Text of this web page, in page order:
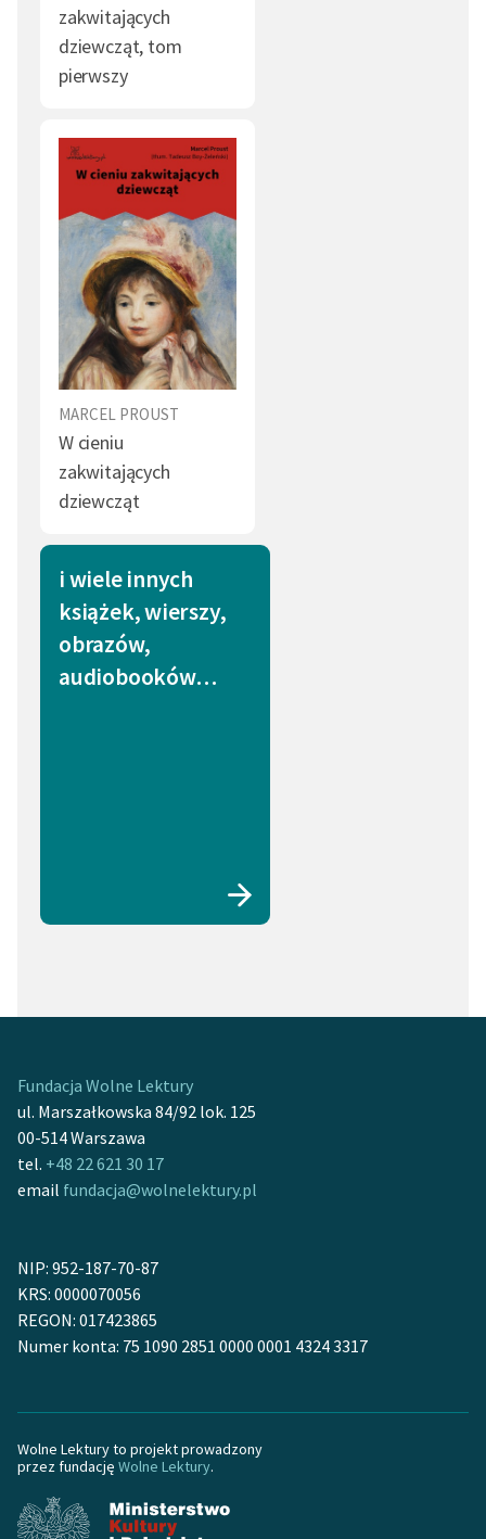
Wiedza (1)
Oko (1)
Mąż (1)
Strach (1)
Współczucie (1)
Rewolucja (1)
Miłosierdzie (1)
Czyn (1)
Teatr (1)
Lud (1)
Dar (1)
Otchłań (1)
Żona (1)
Pojedynek (1)
Ciemność (1)
Przyjaźń (1)
Cnota (1)
Światło (1)
Pozory (1)
Mężczyzna (1)
Kuchnia (1)
zakwitających
dziewcząt, tom
pierwszy
MARCEL PROUST
W cieniu
zakwitających
dziewcząt
i wiele innych
książek, wierszy,
obrazów,
audiobooków…
Fundacja Wolne Lektury
ul. Marszałkowska 84/92 lok. 125
00-514 Warszawa
tel. +48 22 621 30 17
email fundacja@wolnelektury.pl
NIP: 952-187-70-87
KRS: 0000070056
REGON: 017423865
Numer konta: 75 1090 2851 0000 0001 4324 3317
Wolne Lektury to projekt prowadzony
przez fundację Wolne Lektury.